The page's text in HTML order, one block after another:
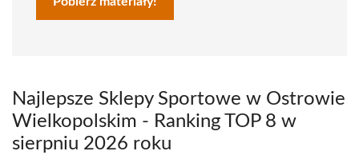
Najlepsze Sklepy Sportowe w Ostrowie
Wielkopolskim - Ranking TOP 8 w
sierpniu 2026 roku